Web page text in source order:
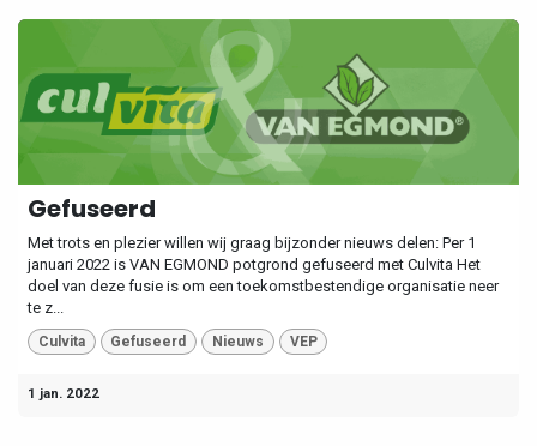
Gefuseerd
Met trots en plezier willen wij graag bijzonder nieuws delen: Per 1
januari 2022 is VAN EGMOND potgrond gefuseerd met Culvita Het
doel van deze fusie is om een toekomstbestendige organisatie neer
te z...
Culvita Gefuseerd Nieuws VEP
1 jan. 2022